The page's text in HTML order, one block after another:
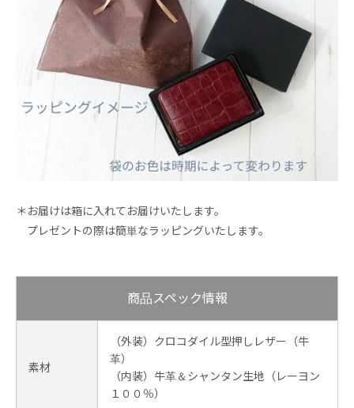
＊お届けは箱に入れてお届けいたします。
プレゼントの際は簡単なラッピングいたします。
商品スペック情報
素材
（外装）クロコダイル型押しレザー（牛
革）
（内装）牛革＆シャンタン生地（レーヨン
１００％）